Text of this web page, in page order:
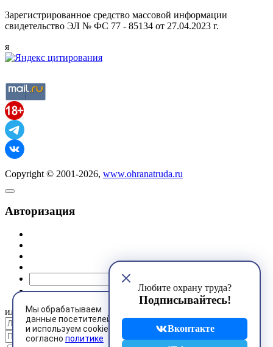
Мы обрабатываем
данные посетителей
и используем cookies
согласно политике
Любите охрану труда?
Подписывайтесь!
Вконтакте
Зарегистрированное средство массовой информации
свидетельство ЭЛ № ФС 77 - 85134 от 27.04.2023 г.
я
Copyright © 2001-2026, www.ohranatruda.ru
Авторизация
или